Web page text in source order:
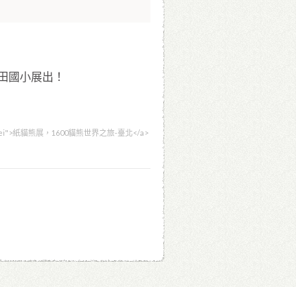
國小展出！
紙貓熊展，1600貓熊世界之旅-臺北</a>